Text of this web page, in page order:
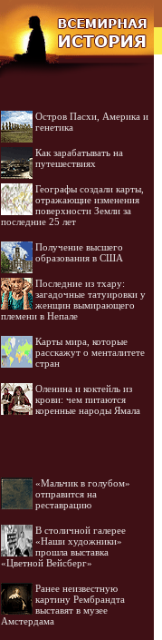
Остров Пасхи, Америка и
генетика
Как зарабатывать на
путешествиях
Географы создали карты,
отражающие изменения
поверхности Земли за
последние 25 лет
Получение высшего
образования в США
Последние из тхару:
загадочные татуировки у
женщин вымирающего
племени в Непале
Карты мира, которые
расскажут о менталитете
стран
Оленина и коктейль из
крови: чем питаются
коренные народы Ямала
«Мальчик в голубом»
отправится на
реставрацию
В столичной галерее
«Наши художники»
прошла выставка
«Цветной Вейсберг»
Ранее неизвестную
картину Рембрандта
выставят в музее
Амстердама